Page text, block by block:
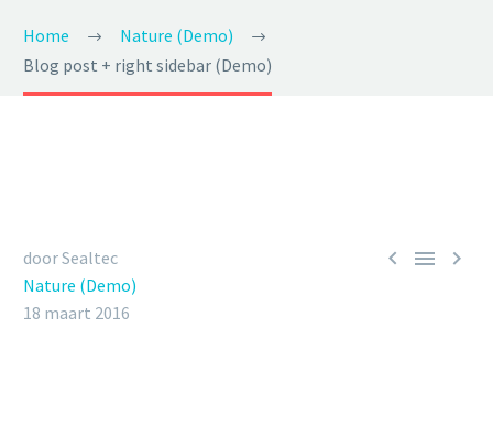
Home
Nature (Demo)
Blog post + right sidebar (Demo)
  
door Sealtec
Nature (Demo)
18 maart 2016